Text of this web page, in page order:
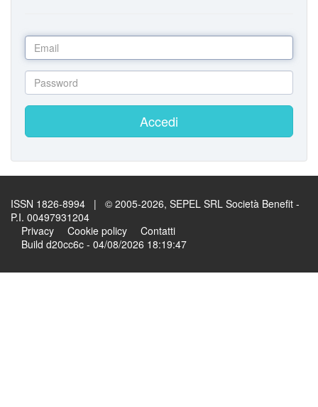
Accedi
ISSN 1826-8994 | © 2005-2026, SEPEL SRL Società Benefit -
P.I. 00497931204
Privacy
Cookie policy
Contatti
Build d20cc6c - 04/08/2026 18:19:47